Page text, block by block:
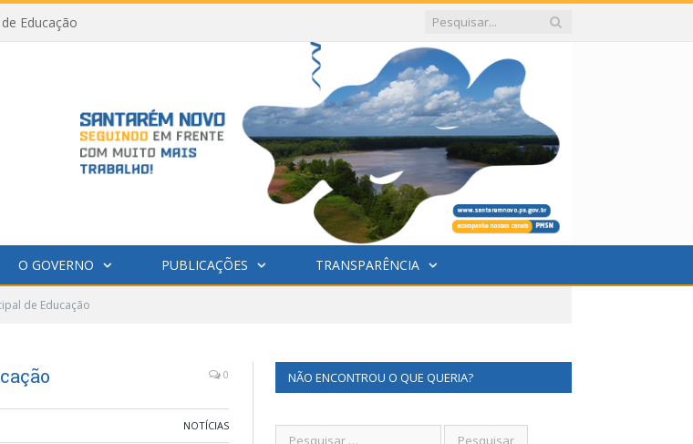
Educação
O GOVERNO PUBLICAÇÕES TRANSPARÊNCIA
de Educação
0
NOTÍCIAS
NÃO ENCONTROU O QUE QUERIA?